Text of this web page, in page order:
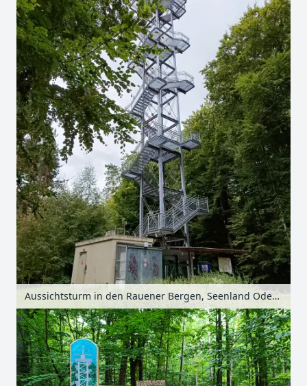
Aussichtsturm in den Rauener Bergen, Seenland Oder-Spree, Brandenburg, Deutschland